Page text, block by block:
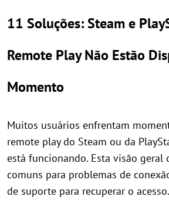
11 Soluções: Steam e
Remote Play Não Estão
Momento
Muitos usuários enfrentam
remote play do Steam ou da
está funcionando. Esta visão geral
comuns para problemas de
de suporte para recuperar o acesso.